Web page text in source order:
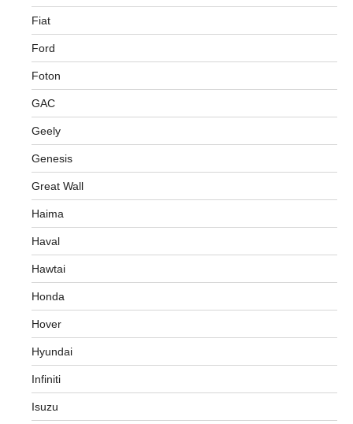
Fiat
Ford
Foton
GAC
Geely
Genesis
Great Wall
Haima
Haval
Hawtai
Honda
Hover
Hyundai
Infiniti
Isuzu